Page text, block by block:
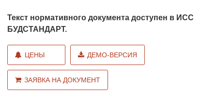
Текст нормативного документа доступен в ИСС
БУДСТАНДАРТ.
ЦЕНЫ ДЕМО-ВЕРСИЯ
ЗАЯВКА НА ДОКУМЕНТ